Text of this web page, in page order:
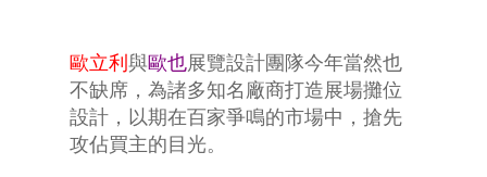
歐立利與歐也展覽設計團隊今年當然也
不缺席，為諸多知名廠商打造展場攤位
設計，以期在百家爭鳴的市場中，搶先
攻佔買主的目光。